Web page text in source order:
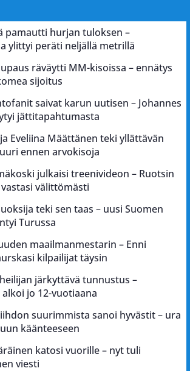
pamautti hurjan tuloksen –
ylittyi peräti neljällä metrillä
räväytti MM-kisoissa – ennätys
sijoitus
saivat karun uutisen – Johannes
jättitapahtumasta
Eveliina Määttänen teki yllättävän
ennen arvokisoja
julkaisi treenivideon – Ruotsin
välittömästi
teki sen taas – uusi Suomen
Turussa
maailmanmestarin – Enni
kilpailijat täysin
järkyttävä tunnustus –
jo 12-vuotiaana
suurimmista sanoi hyvästit – ura
käänteeseen
katosi vuorille – nyt tuli
viesti